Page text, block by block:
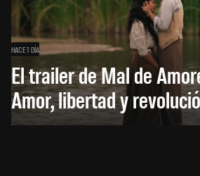
HACE 1 DÍA
El trailer de Mal de
Amor, libertad y